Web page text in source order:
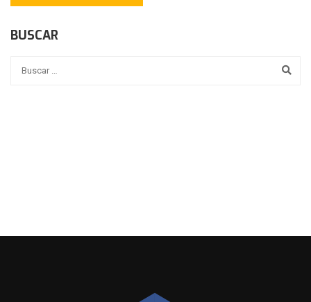
BUSCAR